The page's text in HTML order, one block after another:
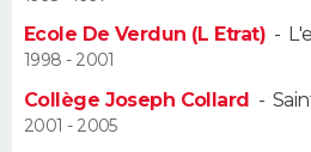
Alimentation
Guide de la santé
Maladies
Médicaments
Sommeil
VOYAGE
Destinations
City break
Voyage nature
Voyage de noces
Forum
Climat
+
PHOTO
Ecole De Verdun (L Etrat) -
1998 - 2001
Collège Joseph Collard -
2001 - 2005